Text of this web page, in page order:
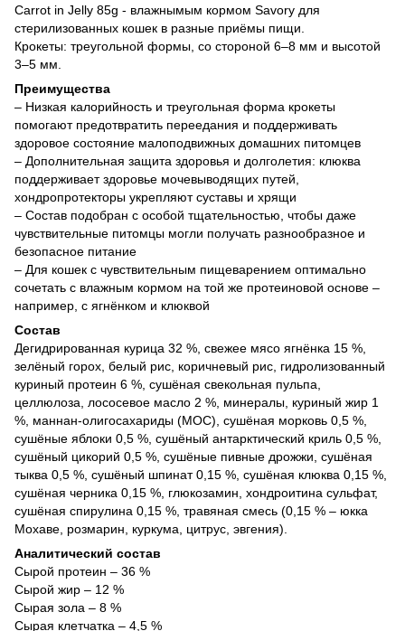
Carrot in Jelly 85g - влажнымым кормом Savory для
стерилизованных кошек в разные приёмы пищи.
Крокеты: треугольной формы, со стороной 6–8 мм и высотой
3–5 мм.
Преимущества
– Низкая калорийность и треугольная форма крокеты
помогают предотвратить переедания и поддерживать
здоровое состояние малоподвижных домашних питомцев
– Дополнительная защита здоровья и долголетия: клюква
поддерживает здоровье мочевыводящих путей,
хондропротекторы укрепляют суставы и хрящи
– Состав подобран с особой тщательностью, чтобы даже
чувствительные питомцы могли получать разнообразное и
безопасное питание
– Для кошек с чувствительным пищеварением оптимально
сочетать с влажным кормом на той же протеиновой основе –
например, с ягнёнком и клюквой
Состав
Дегидрированная курица 32 %, свежее мясо ягнёнка 15 %,
зелёный горох, белый рис, коричневый рис, гидролизованный
куриный протеин 6 %, сушёная свекольная пульпа,
целлюлоза, лососевое масло 2 %, минералы, куриный жир 1
%, маннан-олигосахариды (МОС), сушёная морковь 0,5 %,
сушёные яблоки 0,5 %, сушёный антарктический криль 0,5 %,
сушёный цикорий 0,5 %, сушёные пивные дрожжи, сушёная
тыква 0,5 %, сушёный шпинат 0,15 %, сушёная клюква 0,15 %,
сушёная черника 0,15 %, глюкозамин, хондроитина сульфат,
сушёная спирулина 0,15 %, травяная смесь (0,15 % – юкка
Мохаве, розмарин, куркума, цитрус, эвгения).
Аналитический состав
Сырой протеин – 36 %
Сырой жир – 12 %
Сырая зола – 8 %
Сырая клетчатка – 4,5 %